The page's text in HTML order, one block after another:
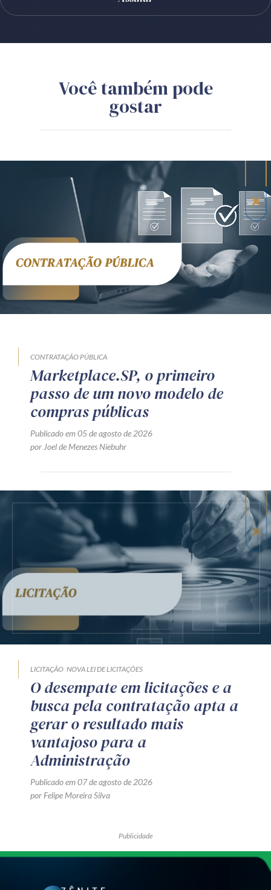
Você também pode
gostar
CONTRATAÇÃO PÚBLICA
Marketplace.SP, o primeiro
passo de um novo modelo de
compras públicas
Publicado em 05 de agosto de 2026
por Joel de Menezes Niebuhr
LICITAÇÃO NOVA LEI DE LICITAÇÕES
O desempate em licitações e a
busca pela contratação apta a
gerar o resultado mais
vantajoso para a
Administração
Publicado em 07 de agosto de 2026
por Felipe Moreira Silva
Publicidade